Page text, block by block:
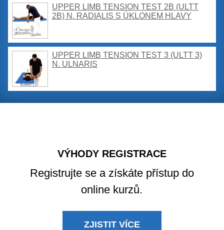
UPPER LIMB TENSION TEST 2B (ULTT
2B) N. RADIALIS S ÚKLONEM HLAVY
UPPER LIMB TENSION TEST 3 (ULTT 3)
N. ULNARIS
VÝHODY REGISTRACE
Registrujte se a získáte přístup do
online kurzů.
ZJISTIT VÍCE